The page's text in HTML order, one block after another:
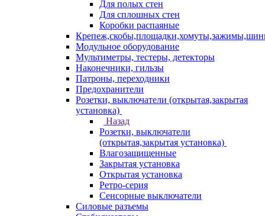
Для полых стен
Для сплошных стен
Коробки распаяные
Модульное оборудование
Мультиметры, тестеры, детекторы
Наконечники, гильзы
Патроны, переходники
Предохранители
Розетки, выключатели (открытая,закрытая
установка)
Назад
Розетки, выключатели
(открытая,закрытая установка)
Влагозащищенные
Закрытая установка
Открытая установка
Ретро-серия
Сенсорные выключатели
Силовые разъемы